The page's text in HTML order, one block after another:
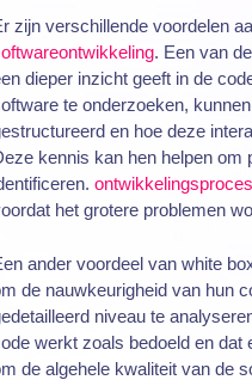
zijn verschillende voordelen
. Een van
dieper inzicht geeft in de
te onderzoeken,
en hoe deze
kennis kan hen helpen om
ontwikkelingsproces
het grotere problemen
ander voordeel van white
de nauwkeurigheid van hun
niveau te
werkt zoals bedoeld en dat
de algehele kwaliteit van de